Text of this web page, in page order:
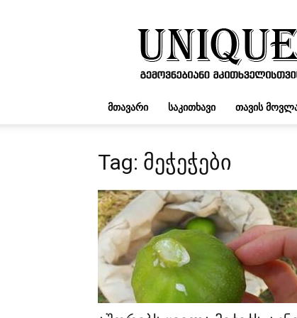
UNIQUE.GE
ᲛᲗᲐᲕᲐᲠᲘ ᲡᲐᲙᲘᲗᲮᲐᲕᲘ ᲗᲐᲕᲘᲡ
Tag: მეჭეჭები